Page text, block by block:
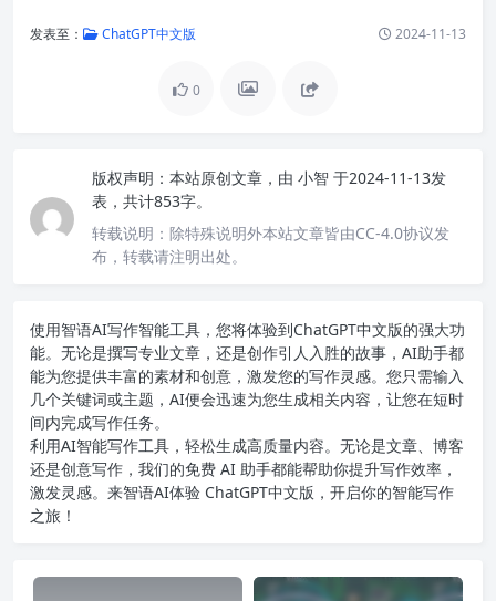
发表至： ChatGPT中文版 2024-11-13
0
版权声明： 本站原创文章，由 小智 于2024-11-13发
表，共计853字。
转载说明： 除特殊说明外本站文章皆由CC-4.0协议发
布，转载请注明出处。
使用智语AI写作智能工具，您将体验到ChatGPT中文版的强大功
能。无论是撰写专业文章，还是创作引人入胜的故事，AI助手都
能为您提供丰富的素材和创意，激发您的写作灵感。您只需输入
几个关键词或主题，AI便会迅速为您生成相关内容，让您在短时
间内完成写作任务。
利用AI智能写作工具，轻松生成高质量内容。无论是文章、博客
还是创意写作，我们的免费 AI 助手都能帮助你提升写作效率，
激发灵感。来智语AI体验 ChatGPT中文版 ，开启你的智能写作
之旅！